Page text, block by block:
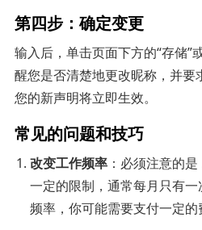
第四步：确定变更
输入后，单击页面下方的“存储”
醒您是否清楚地更改昵称，并要
您的新声明将立即生效。
常见的问题和技巧
改变工作频率 ：必须注意的
一定的限制，通常每月只有
频率，你可能需要支付一定的